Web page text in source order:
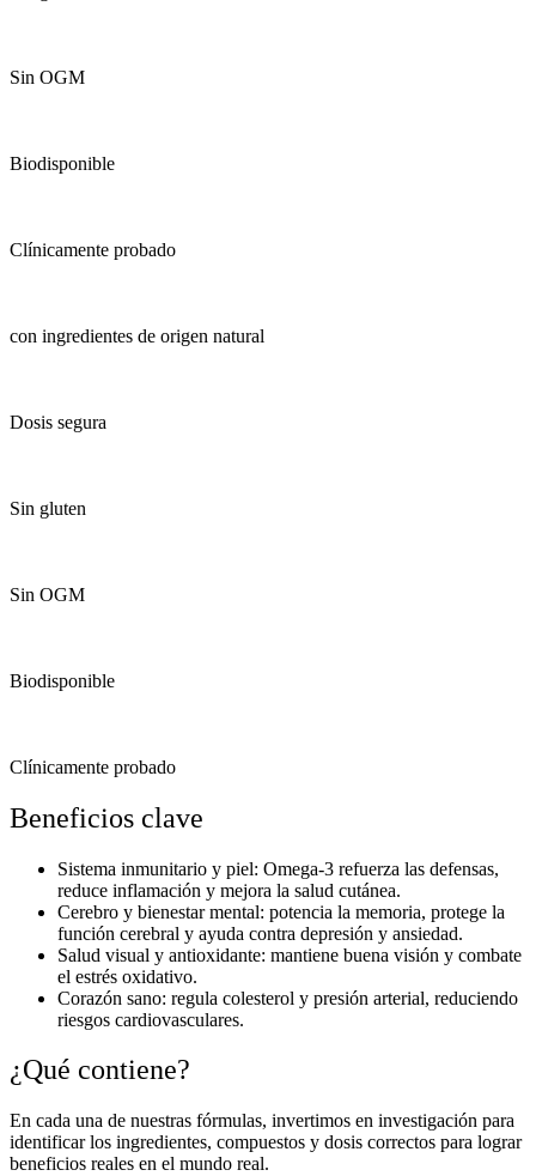
Sin OGM
Biodisponible
Clínicamente probado
con ingredientes de origen natural
Dosis segura
Sin gluten
Sin OGM
Biodisponible
Clínicamente probado
Beneficios clave
Sistema inmunitario y piel: Omega-3 refuerza las defensas,
reduce inflamación y mejora la salud cutánea.
Cerebro y bienestar mental: potencia la memoria, protege la
función cerebral y ayuda contra depresión y ansiedad.
Salud visual y antioxidante: mantiene buena visión y combate
el estrés oxidativo.
Corazón sano: regula colesterol y presión arterial, reduciendo
riesgos cardiovasculares.
¿Qué contiene?
En cada una de nuestras fórmulas, invertimos en investigación para
identificar los ingredientes, compuestos y dosis correctos para lograr
beneficios reales en el mundo real.